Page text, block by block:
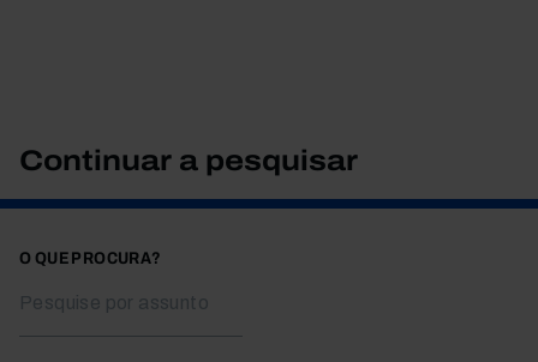
Continuar a pesquisar
O QUE PROCURA?